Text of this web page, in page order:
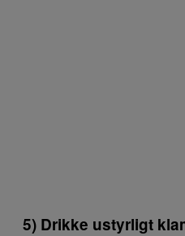
5) Drikke ustyrligt